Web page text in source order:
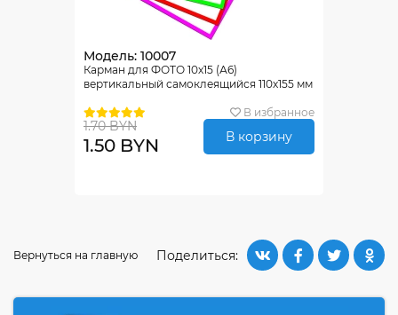
Модель: 10007
Карман для ФОТО 10х15 (А6)
вертикальный самоклеящийся 110х155 мм
В избранное
1.70 BYN
1.50 BYN В корзину
Поделиться:
Вернуться на главную